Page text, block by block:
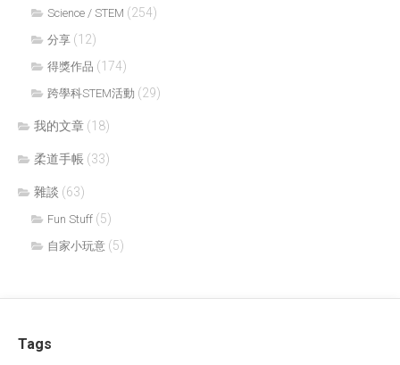
Science / STEM (254)
分享 (12)
得獎作品 (174)
跨學科STEM活動 (29)
我的文章 (18)
柔道手帳 (33)
雜談 (63)
Fun Stuff (5)
自家小玩意 (5)
Tags